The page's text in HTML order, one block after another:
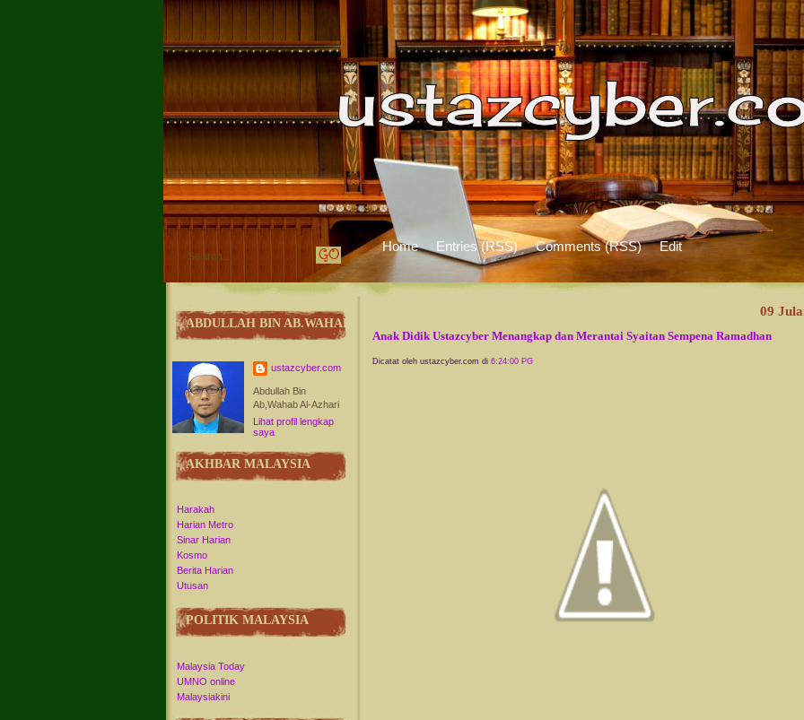
Home Entries (RSS) Comments (RSS) Edit
ABDULLAH BIN AB.WAHAB
ustazcyber.com
Abdullah Bin
Ab,Wahab Al-Azhari
Lihat profil lengkap
saya
AKHBAR MALAYSIA
Harakah
Harian Metro
Sinar Harian
Kosmo
Berita Harian
Utusan
POLITIK MALAYSIA
Malaysia Today
UMNO online
Malaysiakini
09
Anak Didik Ustazcyber Menangkap dan Merantai Syaitan Sempena Ramadhan
Dicatat oleh ustazcyber.com di 6:24:00 PG